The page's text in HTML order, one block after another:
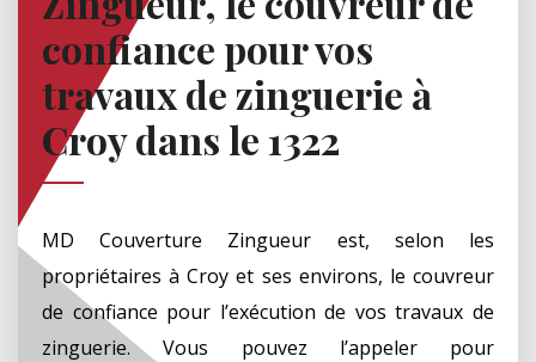
confiance pour vos
travaux de zinguerie à
Croy dans le 1322
MD Couverture Zingueur est, selon les
propriétaires à Croy et ses environs, le couvreur
de confiance pour l’exécution de vos travaux de
zinguerie. Vous pouvez l’appeler pour